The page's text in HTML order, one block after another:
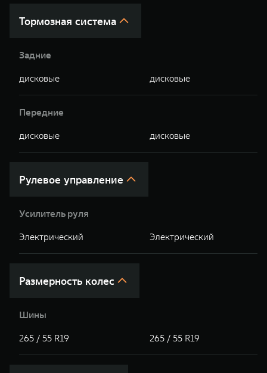
Тормозная система
Задние
дисковые дисковые
Передние
дисковые дисковые
Рулевое управление
Усилитель руля
Электрический Электрический
Размерность колес
Шины
265 / 55 R19 265 / 55 R19